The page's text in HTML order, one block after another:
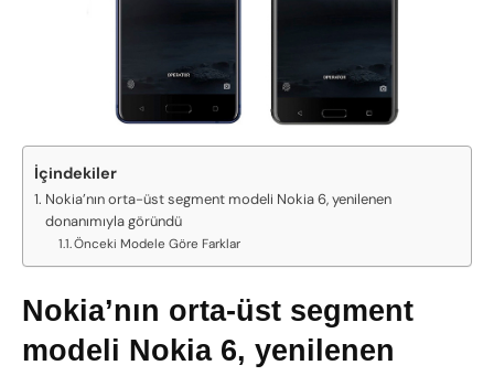
İçindekiler
Nokia’nın orta-üst segment modeli Nokia 6, yenilenen
donanımıyla göründü
Önceki Modele Göre Farklar
Nokia’nın orta-üst segment
modeli Nokia 6, yenilenen